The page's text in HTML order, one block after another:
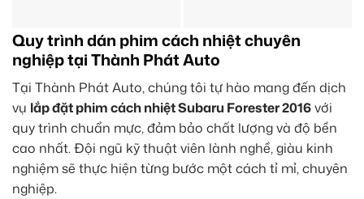
Quy trình dán phim cách nhiệt chuyên
nghiệp tại Thành Phát Auto
Tại Thành Phát Auto, chúng tôi tự hào mang đến dịch
vụ lắp đặt phim cách nhiệt Subaru Forester 2016với
quy trình chuẩn mực, đảm bảo chất lượng và độ bền
cao nhất. Đội ngũ kỹ thuật viên lành nghề, giàu kinh
nghiệm sẽ thực hiện từng bước một cách tỉ mỉ, chuyên
nghiệp.